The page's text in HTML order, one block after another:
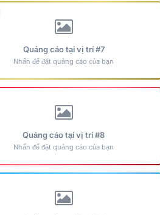
Quảng cáo tại vị trí #7
Nhấn để đặt quảng cáo của bạn
Quảng cáo tại vị trí #8
Nhấn để đặt quảng cáo của bạn